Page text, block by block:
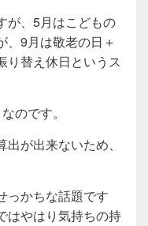
が、5月はこどもの
、9月は敬老の日＋
り替え休日というス
のです。
が出来ないため、
っかちな話題です
はやはり気持ちの持